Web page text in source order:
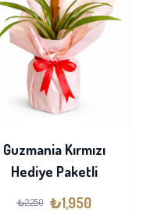
Guzmania Kırmızı
Hediye Paketli
₺2,250 ₺1,950